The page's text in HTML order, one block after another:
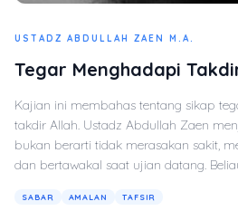
USTADZ ABDULLAH ZAEN M.A.
Tegar Menghadapi
Kajian ini membahas tentang sikap
takdir Allah. Ustadz Abdullah Zaen
bukan berarti tidak merasakan sakit,
dan bertawakal saat ujian datang.
SABAR AMALAN TAFSIR